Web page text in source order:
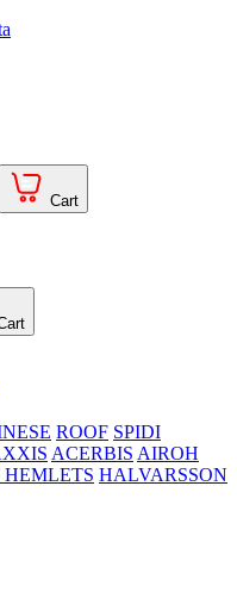
Cart
ROOF SPIDI
ACERBIS AIROH
HEMLETS HALVARSSON